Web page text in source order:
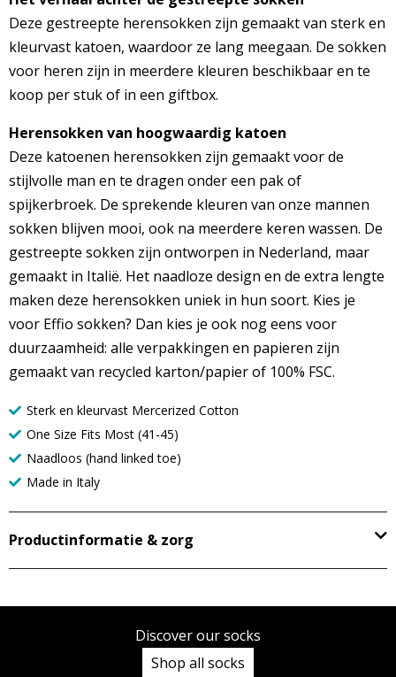
Deze gestreepte herensokken zijn gemaakt van sterk en
kleurvast katoen, waardoor ze lang meegaan. De sokken
voor heren zijn in meerdere kleuren beschikbaar en te
koop per stuk of in een giftbox.
Herensokken van hoogwaardig katoen
Deze katoenen herensokken zijn gemaakt voor de
stijlvolle man en te dragen onder een pak of
spijkerbroek. De sprekende kleuren van onze mannen
sokken blijven mooi, ook na meerdere keren wassen. De
gestreepte sokken zijn ontworpen in Nederland, maar
gemaakt in Italië. Het naadloze design en de extra lengte
maken deze herensokken uniek in hun soort. Kies je
voor Effio sokken? Dan kies je ook nog eens voor
duurzaamheid: alle verpakkingen en papieren zijn
gemaakt van recycled karton/papier of 100% FSC.
Sterk en kleurvast Mercerized Cotton
One Size Fits Most (41-45)
Naadloos (hand linked toe)
Made in Italy
Productinformatie & zorg
Discover our socks
Shop all socks